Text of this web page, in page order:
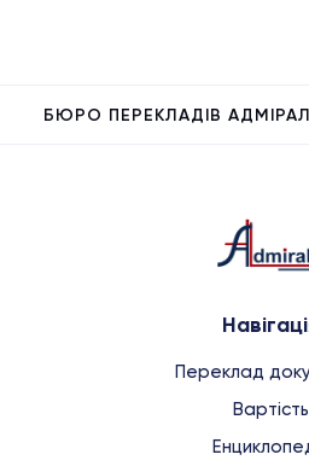
БЮРО ПЕРЕКЛАДІВ
Переклад
Вартість